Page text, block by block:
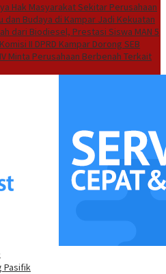
Hak Masyarakat Sekitar Perusahaan
dan Budaya di Kampar Jadi Kekuatan
dari Biodiesel, Prestasi Siswa MAN 5
Komisi II DPRD Kampar Dorong SEB
Minta Perusahaan Berbenah Terkait
Pasifik